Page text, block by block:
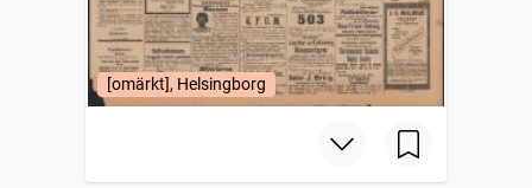
[omärkt], Helsingborg